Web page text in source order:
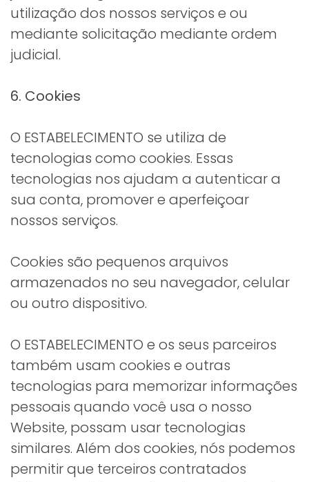
utilização dos nossos serviços e ou
mediante solicitação mediante ordem
judicial.
6. Cookies
O ESTABELECIMENTO se utiliza de
tecnologias como cookies. Essas
tecnologias nos ajudam a autenticar a
sua conta, promover e aperfeiçoar
nossos serviços.
Cookies são pequenos arquivos
armazenados no seu navegador, celular
ou outro dispositivo.
O ESTABELECIMENTO e os seus parceiros
também usam cookies e outras
tecnologias para memorizar informações
pessoais quando você usa o nosso
Website, possam usar tecnologias
similares. Além dos cookies, nós podemos
permitir que terceiros contratados